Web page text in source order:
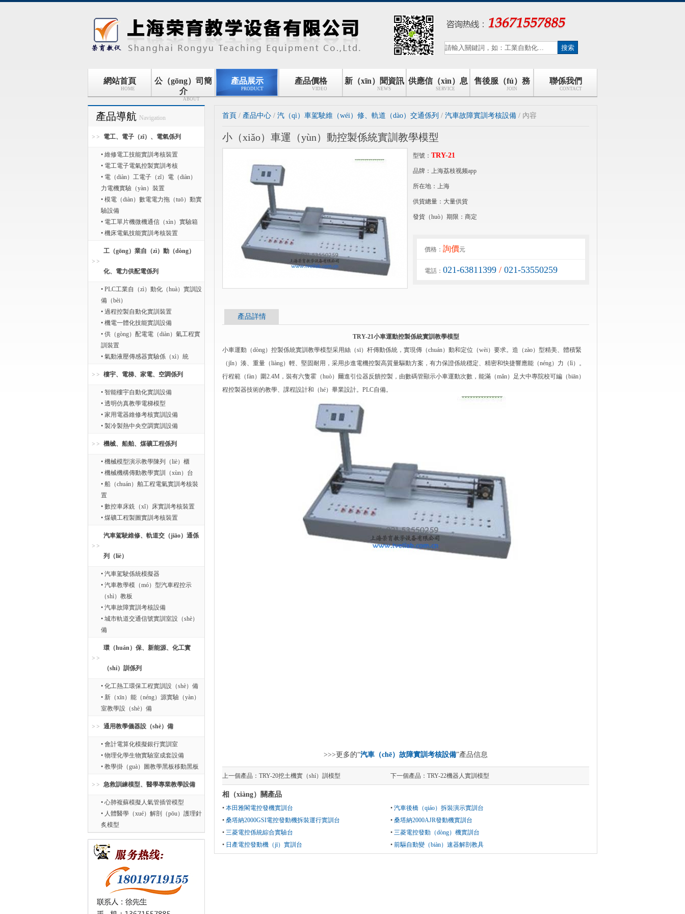
網站首頁
HOME
公（gōng）司簡
介
ABOUT
產品展示
PRODUCT
產品價格
VIDEO
新（xīn）聞資訊
NEWS
供應信（xìn）息
SERVICE
售後服（fú）務
JOIN
聯係我們
CONTACT
產品導航 Navigation
電工、電子（zǐ）、電氣係列
• 維修電工技能實訓考核裝置
• 電工電子電氣控製實訓考核
• 電（diàn）工電子（zǐ）電（diàn）
力電機實驗（yàn）裝置
• 模電（diàn）數電電力拖（tuō）動實
驗設備
• 電工單片機微機通信（xìn）實驗箱
• 機床電氣技能實訓考核裝置
工（gōng）業自（zì）動（dòng）
化、電力供配電係列
• PLC工業自（zì）動化（huà）實訓設
備（bèi）
• 過程控製自動化實訓裝置
• 機電一體化技能實訓設備
• 供（gòng）配電電（diàn）氣工程實
訓裝置
• 氣動液壓傳感器實驗係（xì）統
樓宇、電梯、家電、空調係列
• 智能樓宇自動化實訓設備
• 透明仿真教學電梯模型
• 家用電器維修考核實訓設備
• 製冷製熱中央空調實訓設備
機械、船舶、煤礦工程係列
• 機械模型演示教學陳列（liè）櫃
• 機械機構傳動教學實訓（xùn）台
• 船（chuán）舶工程電氣實訓考核裝
置
• 數控車床銑（xǐ）床實訓考核裝置
• 煤礦工程製圖實訓考核裝置
汽車駕駛維修、軌道交（jiāo）通係
列（liè）
• 汽車駕駛係統模擬器
• 汽車教學模（mó）型汽車程控示
（shì）教板
• 汽車故障實訓考核設備
• 城市軌道交通信號實訓室設（shè）
備
環（huán）保、新能源、化工實
（shí）訓係列
• 化工熱工環保工程實訓設（shè）備
• 新（xīn）能（néng）源實驗（yàn）
室教學設（shè）備
通用教學儀器設（shè）備
• 會計電算化模擬銀行實訓室
• 物理化學生物實驗室成套設備
• 教學掛（guà）圖教學黑板移動黑板
急救訓練模型、醫學專業教學設備
• 心肺複蘇模擬人氣管插管模型
• 人體醫學（xué）解剖（pōu）護理針
炙模型
首頁 / 產品中心 / 汽（qì）車駕駛維（wéi）修、軌道（dào）交通係列 / 汽車故障實訓考核設備 / 內容
小（xiǎo）車運（yùn）動控製係統實訓教學模型
型號： TRY-21
品牌：上海荔枝视频app
所在地：上海
供貨總量：大量供貨
發貨（huò）期限：商定
價格： 詢價元
電話： 021-63811399 / 021-53550259
產品詳情
TRY-21小車運動控製係統實訓教學模型
小車運動（dòng）控製係統實訓教學模型采用絲（sī）杆傳動係統，實現傳（chuán）動和定位（wèi）要求。造（zào）型精美、體積緊
（jǐn）湊、重量（liàng）輕、堅固耐用，采用步進電機控製高質量驅動方案，有力保證係統穩定、精密和快捷響應能（néng）力（lì）。
行程範（fàn）圍2.4M，裝有六隻霍（huò）爾進引位器反饋控製，由數碼管顯示小車運動次數，能滿（mǎn）足大中專院校可編（biān）
程控製器技術的教學、課程設計和（hé）畢業設計。PLC自備。
>>>更多的“汽車（chē）故障實訓考核設備”產品信息
上一個產品： TRY-20挖土機實（shí）訓模型 下一個產品： TRY-22機器人實訓模型
相（xiàng）關產品
• 本田雅閣電控發機實訓台 • 汽車後橋（qiáo）拆裝演示實訓台
• 桑塔納2000GSI電控發動機拆裝運行實訓台 • 桑塔納2000AJR發動機實訓台
• 三菱電控係統綜合實驗台 • 三菱電控發動（dòng）機實訓台
• 日產電控發動機（jī）實訓台 • 前驅自動變（biàn）速器解剖教具